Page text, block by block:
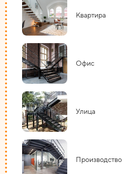
Квартира
Офис
Улица
Производство